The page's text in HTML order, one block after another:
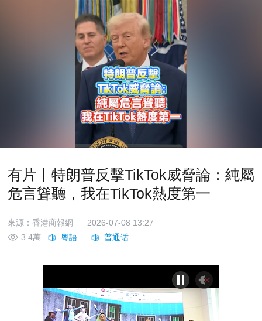
有片丨特朗普反擊TikTok威脅論：純屬
危言聳聽，我在TikTok熱度第一
來源：香港商報網
2026-07-08 13:27
3.4萬